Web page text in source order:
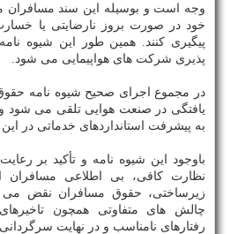
وجه است و بوسیله این سند مسافران
خود در صورت بروز نارضایتی یا
پیگیری کنند. همین طور این شیوه
پذیری شرکت های هواپیمایی می شود.
در مجموع اجرای صحیح شیوه نامه
یافتگی در صنعت هوایی تلقی می شود
به پیشرفت استانداردهای خدماتی در
باوجود این شیوه نامه و تأکید بر
نظارت کافی، بی اطلاعی
زیرساختی، حقوق مسافران نقض می
چالش های متفاوتی همچون
رفتارهای نامناسب و در نهایت سرگردانی